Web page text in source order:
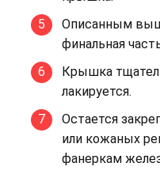
Описанным
финальная
Крышка
лакируется.
Остается
или кожаных
фанеркам